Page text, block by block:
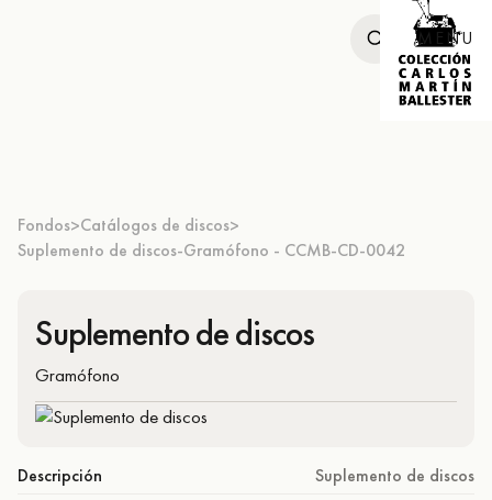
MENU
Fondos>Catálogos de discos>
Suplemento de discos-Gramófono - CCMB-CD-0042
Suplemento de discos
Gramófono
Descripción Suplemento de discos